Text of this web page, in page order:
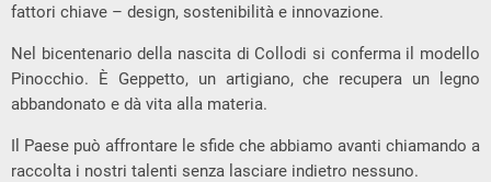
fattori chiave – design, sostenibilità e innovazione.
Nel bicentenario della nascita di Collodi si conferma il modello
Pinocchio. È Geppetto, un artigiano, che recupera un legno
abbandonato e dà vita alla materia.
Il Paese può affrontare le sfide che abbiamo avanti chiamando a
raccolta i nostri talenti senza lasciare indietro nessuno.